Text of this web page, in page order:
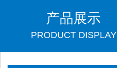
产品展示
PRODUCT DISPLAY